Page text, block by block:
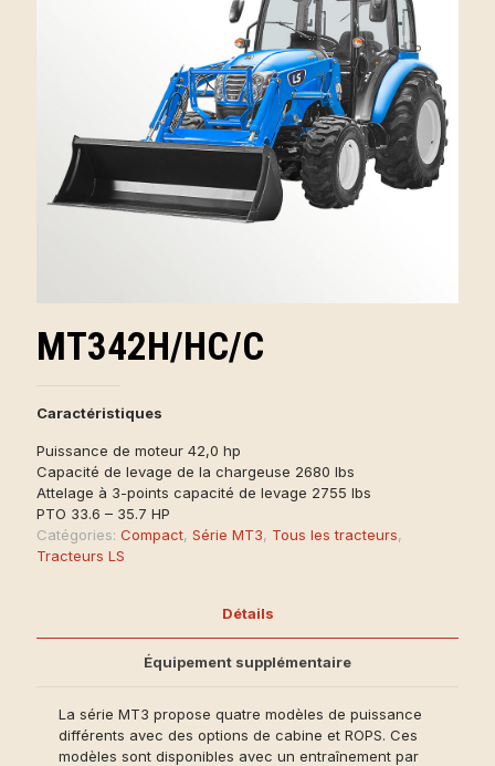
MT342H/HC/C
Caractéristiques
Puissance de moteur 42,0 hp
Capacité de levage de la chargeuse 2680 lbs
Attelage à 3-points capacité de levage 2755 lbs
PTO 33.6 – 35.7 HP
Catégories: Compact, Série MT3, Tous les tracteurs,
Tracteurs LS
Détails
Équipement supplémentaire
La série MT3 propose quatre modèles de puissance
différents avec des options de cabine et ROPS. Ces
modèles sont disponibles avec un entraînement par